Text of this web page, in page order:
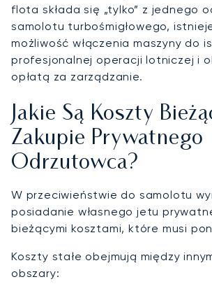
flota składa się „tylko” z jednego
samolotu turbośmigłowego,
możliwość włączenia maszyny do
profesjonalnej operacji lotniczej i
opłatą za zarządzanie.
Jakie Są Koszty
Zakupie Prywatnego
Odrzutowca?
W przeciwieństwie do samolotu
posiadanie własnego jetu
bieżącymi kosztami, które musi
Koszty stałe obejmują między
obszary: